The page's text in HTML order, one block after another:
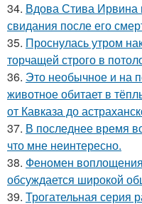
34. Вдова Стива Ирвина
свидания после его
35. Проснулась утром
торчащей строго в
36. Это необычное и на
животное обитает в
от Кавказа до
37. В последнее время
что мне неинтересно.
38. Феномен
обсуждается широкой
39. Трогательная серия